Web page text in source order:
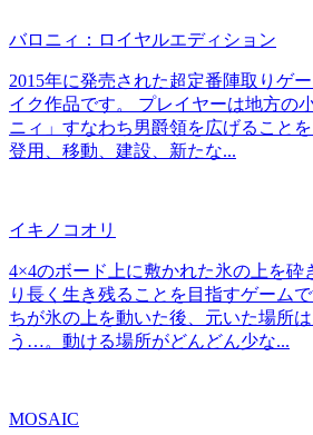
バロニィ：ロイヤルエディション
2015年に発売された超定番陣取りゲ
イク作品です。 プレイヤーは地方の
ニィ」すなわち男爵領を広げること
登用、移動、建設、新たな...
イキノコオリ
4×4のボード上に敷かれた氷の上を砕
り長く生き残ることを目指すゲーム
ちが氷の上を動いた後、元いた場所
う…。動ける場所がどんどん少な...
MOSAIC